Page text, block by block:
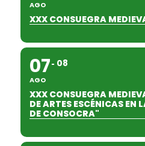
AGO
XXX CONSUEGRA
07
AGO
08
XXX CONSUEGRA
DE ARTES ESCÉNICAS EN
DE CONSOCRA"